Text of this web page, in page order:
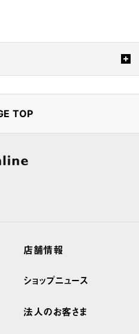
TOP
店舗情報
ショップニュース
法人のお客さま